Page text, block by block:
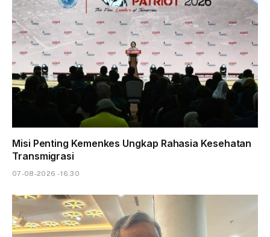
Misi Penting Kemenkes Ungkap Rahasia Kesehatan
Transmigrasi
07-08-2026 - 16.30